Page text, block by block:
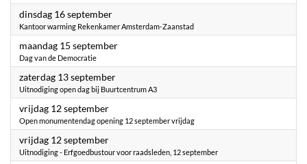
dinsdag 16 september2025
Kantoor warming Rekenkamer Amsterdam-Zaanstad
maandag 15 september2025
Dag van de Democratie
zaterdag 13 september2025
Uitnodiging open dag bij Buurtcentrum A3
vrijdag 12 september2025
Open monumentendag opening 12 september vrijdag
vrijdag 12 september2025
Uitnodiging - Erfgoedbustour voor raadsleden, 12 september